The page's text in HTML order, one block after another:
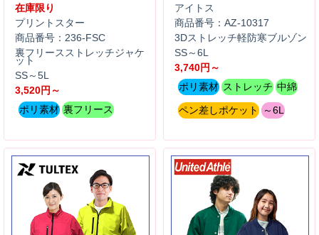
在庫限り
プリントスター
商品番号：236-FSC
裏フリースストレッチジャケ
ット
SS～5L
3,520円～
ポリ素材 裏フリース
アイトス
商品番号：AZ-10317
3Dストレッチ軽防寒ブルゾン
SS～6L
3,740円～
ポリ素材 ストレッチ 中綿
ペン差しポケット ～6L